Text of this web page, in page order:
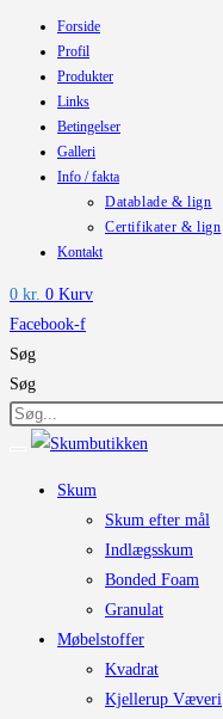
Forside
Profil
Produkter
Links
Betingelser
Galleri
Info / fakta
Datablade & lign
Certifikater & lign
Kontakt
0 kr. 0 Kurv
Facebook-f
Søg
Søg
Skum
Skum efter mål
Indlægsskum
Bonded Foam
Granulat
Møbelstoffer
Kvadrat
Kjellerup Væveri